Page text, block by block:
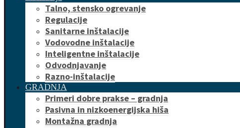
Talno, stensko ogrevanje
Regulacije
Sanitarne inštalacije
Vodovodne inštalacije
Inteligentne inštalacije
Odvodnjavanje
Razno-inštalacije
GRADNJA
Primeri dobre prakse – gradnja
Pasivna in nizkoenergijska hiša
Montažna gradnja